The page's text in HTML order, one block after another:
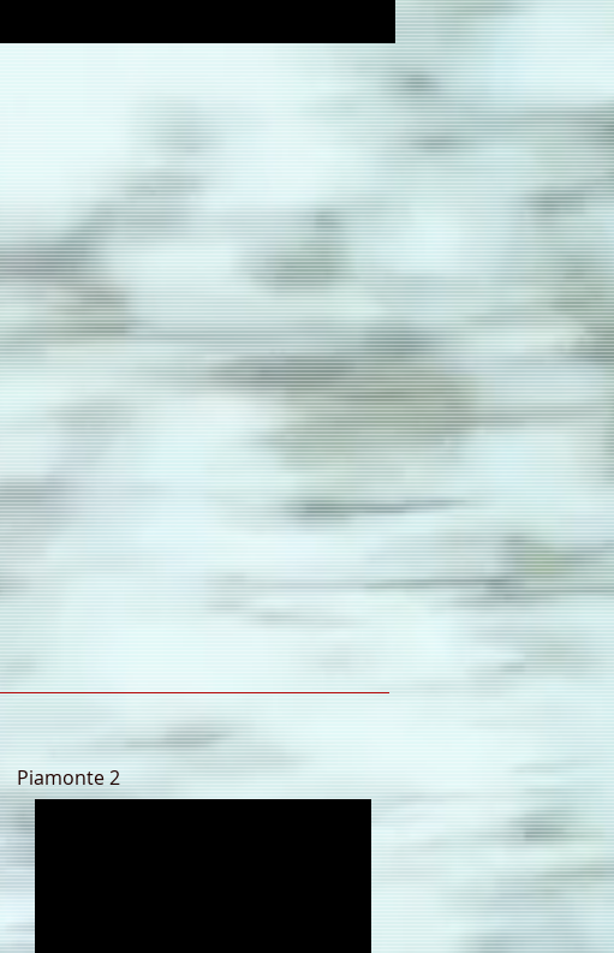
Piamonte 2